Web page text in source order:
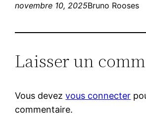
novembre 10, 2025Bruno Rooses
Laisser un
Vous devezvous connecter
commentaire.